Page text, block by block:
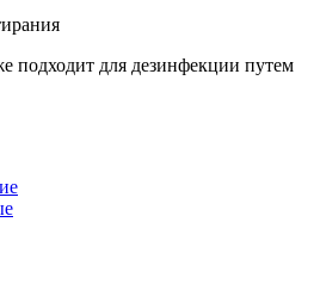
подходит для дезинфекции путем